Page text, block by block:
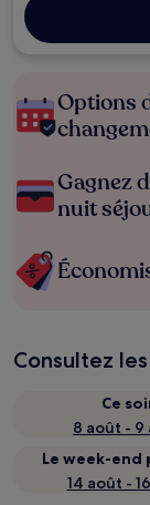
Options
Gagnez
nuit
Consultez
Ce
8 août - 9
Le week-end
14 août -